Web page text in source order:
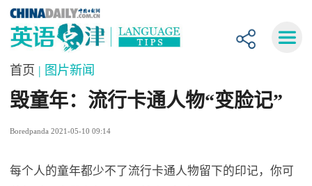
首页 | 图片新闻
毁童年：流行卡通人物“变脸记”
Boredpanda 2021-05-10 09:14
每个人的童年都少不了流行卡通人物留下的印记，你可